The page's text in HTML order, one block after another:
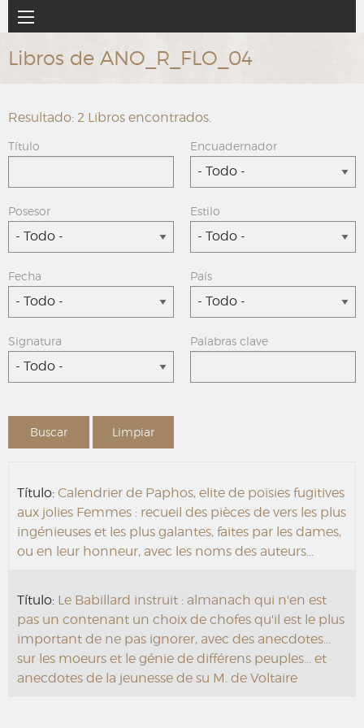
al
contenido
principal
Navegación
principal
Libros de ANO_R_FLO_04
Resultado: 2 Libros encontrados.
Título Encuadernador
- Todo -
Posesor
- Todo -
Estilo
- Todo -
Fecha
- Todo -
País
- Todo -
Signatura
- Todo -
Palabras clave
Título: Calendrier de Paphos, elite de poisies fugitives
aux jolies Femmes : recueil des pièces de vers les plus
ingénieuses et les plus galantes, faites par les dames,
ou en leur honneur, avec les noms des auteurs...
Título: Le Babillard instruit : almanach qui n'en est
pas un contenant un choix de chofes qu'il est le plus
important de ne pas ignorer, avec des anecdotes...
sur les moeurs et le génie de différens peuples... et
anecdotes de la jeunesse de su M. de Voltaire